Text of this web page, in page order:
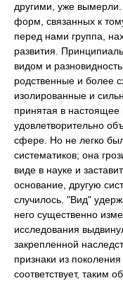
другими, уже
форм, связанных к
перед нами группа,
развития.
видом и
родственные и более
изолированные и
принятая в
удовлетворительно
сфере. Но не легко
систематиков; она
виде в науке и
основание, другую
случилось. "Вид"
него существенно
исследования
закрепленной
признаки из
соответствует, таким